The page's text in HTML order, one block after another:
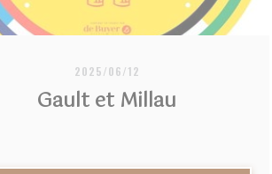
2025/06/12
Gault et Millau